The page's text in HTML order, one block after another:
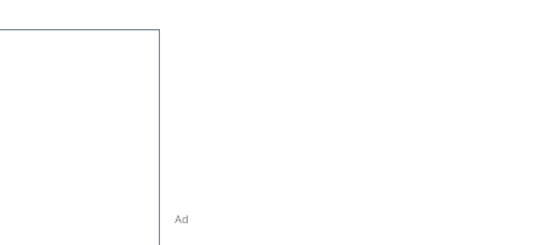
Ad